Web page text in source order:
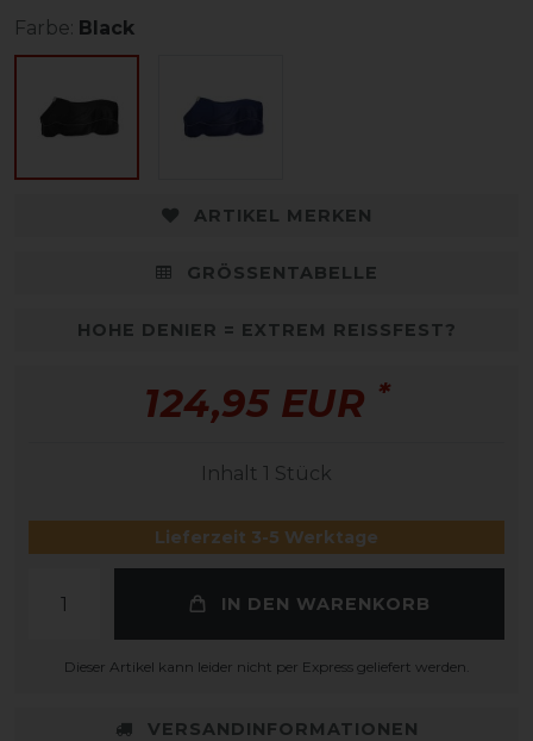
Farbe: Black
ARTIKEL MERKEN
GRÖSSENTABELLE
HOHE DENIER = EXTREM REISSFEST?
124,95 EUR *
Inhalt 1 Stück
Lieferzeit 3-5 Werktage
IN DEN WARENKORB
Dieser Artikel kann leider nicht per Express geliefert werden.
VERSANDINFORMATIONEN